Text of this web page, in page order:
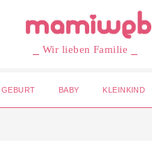
⎯ Wir lieben Familie ⎯
GEBURT BABY KLEINKIND